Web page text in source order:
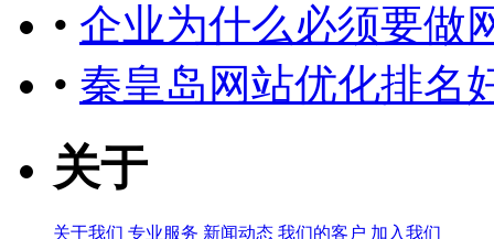
• 企业为什么必须要做
• 秦皇岛网站优化排名
关于
关于我们 专业服务 新闻动态 我们的客户 加入我们